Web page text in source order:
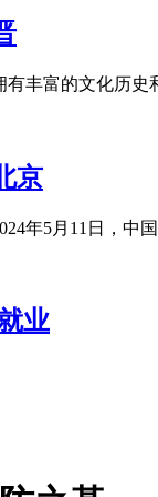
丰富的文化历史
京
年5月11日，中
业